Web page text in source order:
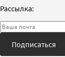
Рассылка:
Подписаться